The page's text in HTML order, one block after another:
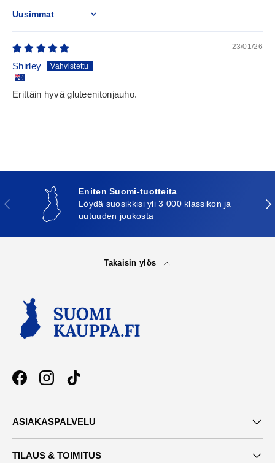
Sort by
23/01/26
Shirley
Erittäin hyvä gluteenitonjauho.
Edellinen
Eniten Suomi-tuotteita
Löydä suosikkisi yli 3 000 klassikon ja
uutuuden joukosta
Takaisin ylös
FacebookInstagramTikTok
ASIAKASPALVELU
TILAUS & TOIMITUS